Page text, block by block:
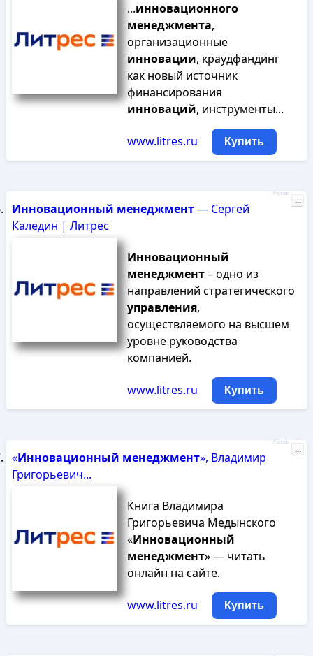
...инновационного
менеджмента,
организационные
инновации, краудфандинг
как новый источник
финансирования
инноваций, инструменты...
www.litres.ru Купить
Инновационный менеджмент— Сергей
Каледин | Литрес
Инновационный
менеджмент– одно из
направлений стратегического
управления,
осуществляемого на высшем
уровне руководства
компанией.
www.litres.ru Купить
Реклама
...
«Инновационный менеджмент», Владимир
Григорьевич...
Книга Владимира
Григорьевича Медынского
«Инновационный
менеджмент» — читать
онлайн на сайте.
www.litres.ru Купить
Реклама
...